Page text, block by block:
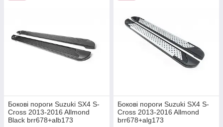
Бокові пороги Suzuki SX4 S-
Cross 2013-2016 Allmond
Black brr678+alb173
Бокові пороги Suzuki SX4 S-
Cross 2013-2016 Allmond
brr678+alg173